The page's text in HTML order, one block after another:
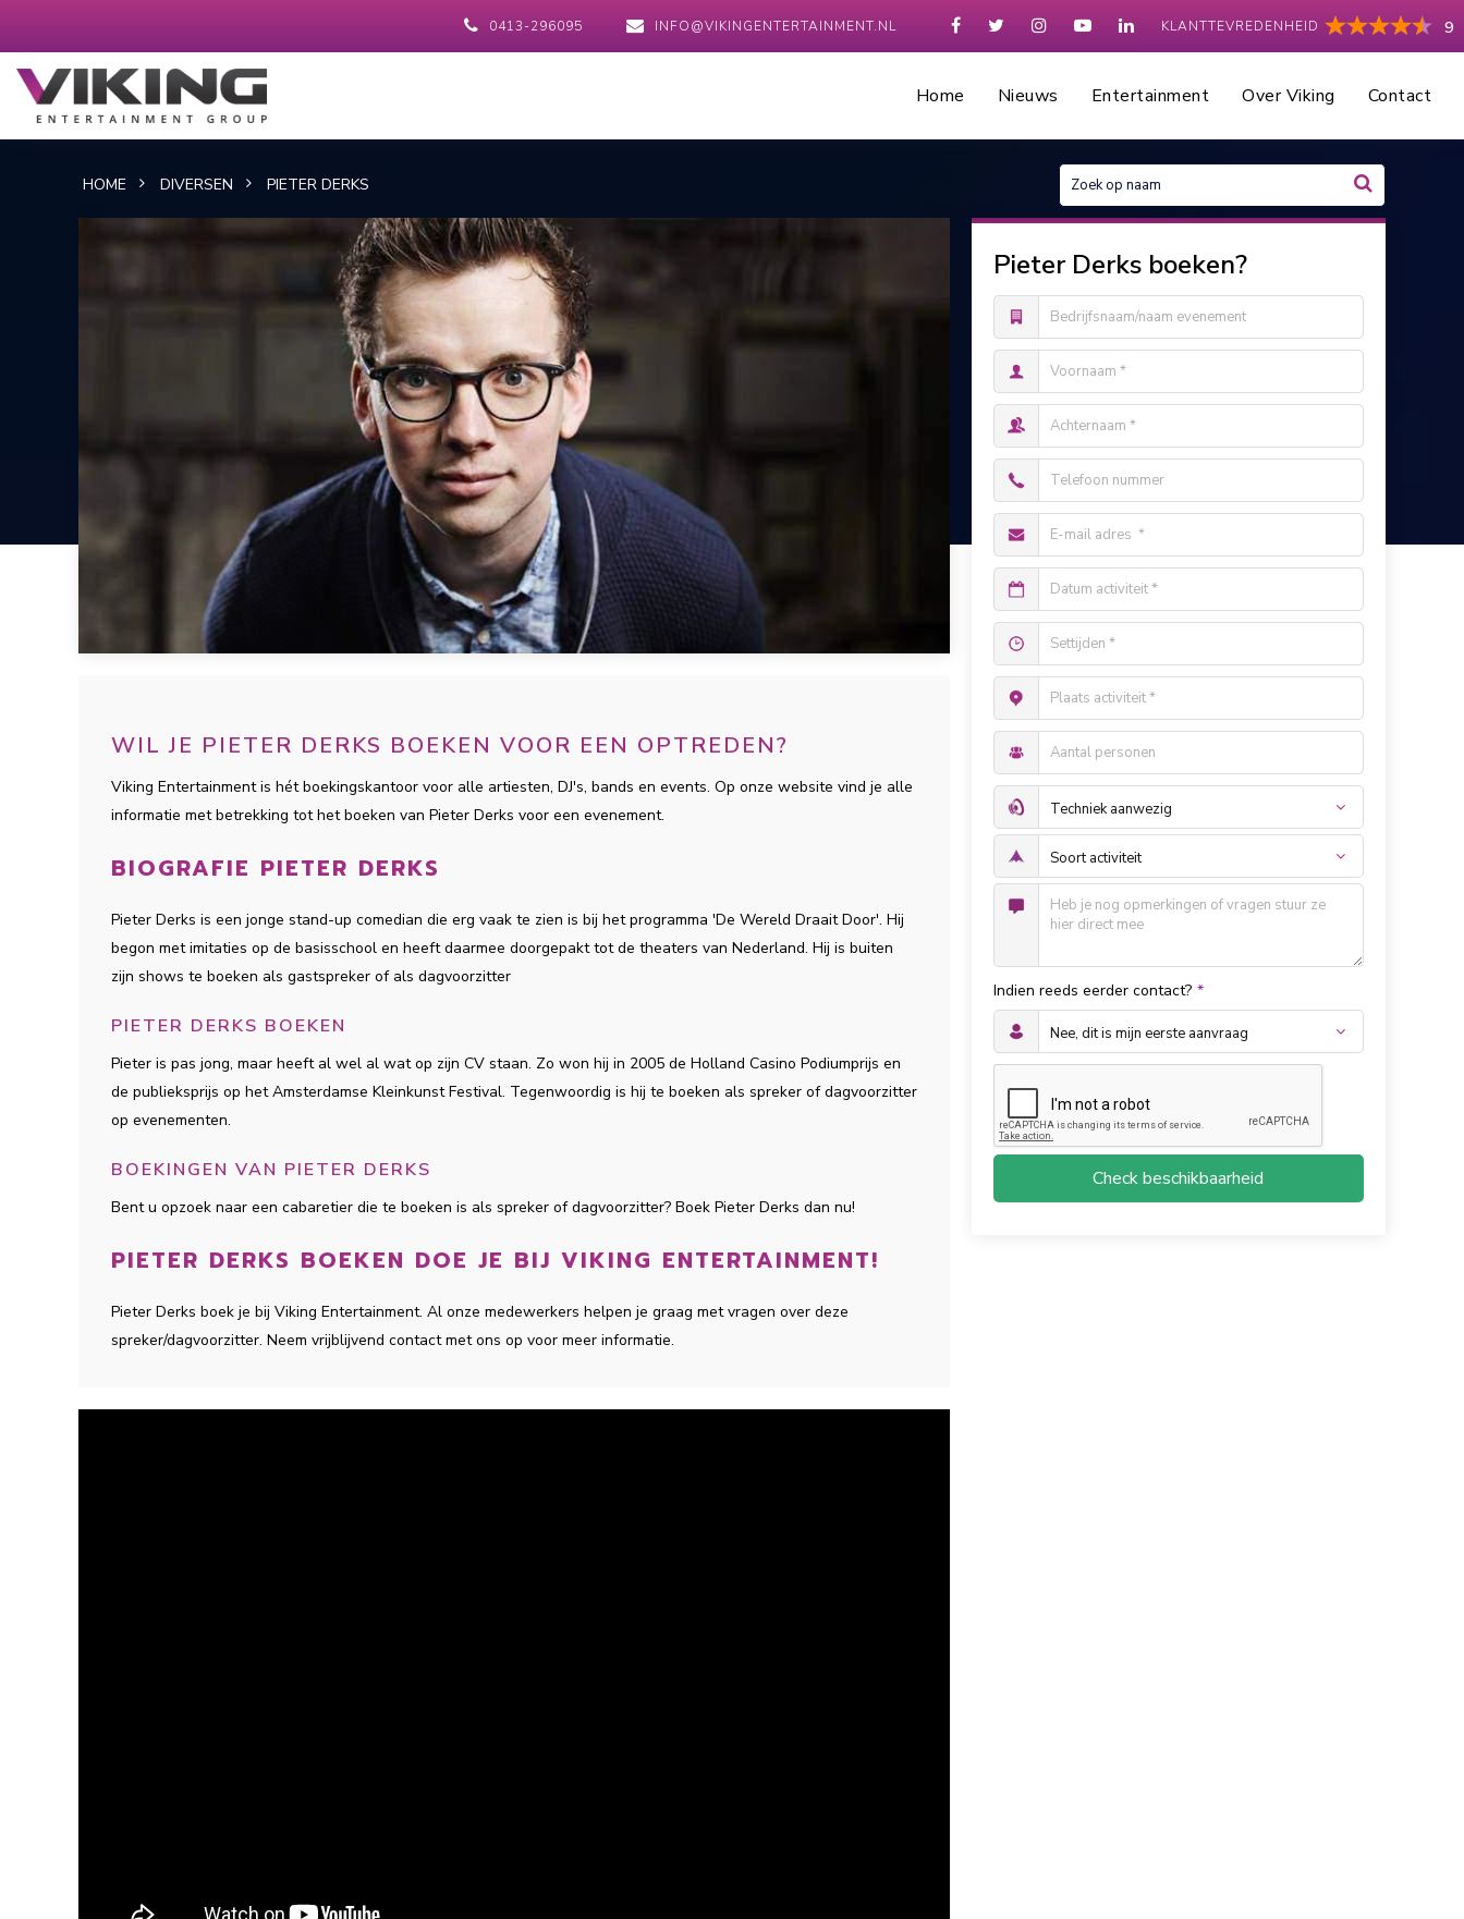
KLANTTEVREDENHEID 9
0413-296095 INFO@VIKINGENTERTAINMENT.NL
Home Nieuws Entertainment Over Viking Contact
HOME DIVERSEN PIETER DERKS
WIL JE PIETER DERKS BOEKEN VOOR EEN OPTREDEN?
Viking Entertainment is hét boekingskantoor voor alle artiesten, DJ's, bands en events. Op onze website vind je alle
informatie met betrekking tot het boeken van Pieter Derks voor een evenement.
BIOGRAFIE PIETER DERKS
Pieter Derks is een jonge stand-up comedian die erg vaak te zien is bij het programma 'De Wereld Draait Door'. Hij
begon met imitaties op de basisschool en heeft daarmee doorgepakt tot de theaters van Nederland. Hij is buiten
zijn shows te boeken als gastspreker of als dagvoorzitter
PIETER DERKS BOEKEN
Pieter is pas jong, maar heeft al wel al wat op zijn CV staan. Zo won hij in 2005 de Holland Casino Podiumprijs en
de publieksprijs op het Amsterdamse Kleinkunst Festival. Tegenwoordig is hij te boeken als spreker of dagvoorzitter
op evenementen.
BOEKINGEN VAN PIETER DERKS
Bent u opzoek naar een cabaretier die te boeken is als spreker of dagvoorzitter? Boek Pieter Derks dan nu!
PIETER DERKS BOEKEN DOE JE BIJ VIKING ENTERTAINMENT!
Pieter Derks boek je bij Viking Entertainment. Al onze medewerkers helpen je graag met vragen over deze
spreker/dagvoorzitter. Neem vrijblijvend contact met ons op voor meer informatie.
Pieter Derks boeken?
Indien reeds eerder contact? *
Check beschikbaarheid